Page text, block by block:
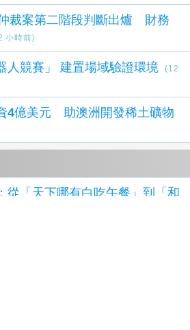
裁案第二階段判斷出爐 財務
小時前)
首屆「臺灣機器人競賽」 建置場域驗證環境
(12
4億美元 助澳洲開發稀土礦物
從「天下哪有白吃午餐」到「和